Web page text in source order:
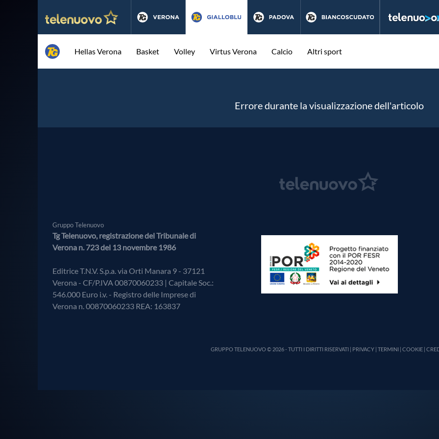
Hellas Verona Basket Volley Virtus Verona Calcio Altri sport
Errore durante la visualizzazione dell'articolo
Gruppo Telenuovo
Tg Telenuovo, registrazione del Tribunale di
Verona n. 723 del 13 novembre 1986
Editrice T.N.V. S.p.a. via Orti Manara 9 - 37121
Verona - CF/P.IVA 00870060233 | Capitale Soc.:
546.000 Euro i.v. - Registro delle Imprese di
Verona n. 00870060233 REA: 163837
GRUPPO TELENUOVO © 2026 - TUTTI I DIRITTI RISERVATI | PRIVACY | TERMINI | COOKIE |